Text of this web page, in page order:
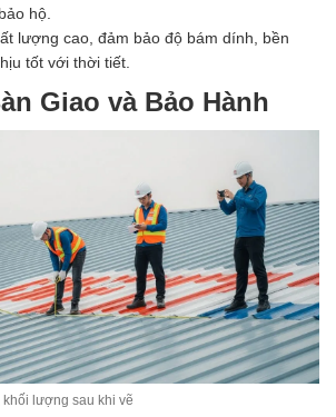
hộ.
lượng cao, đảm bảo độ bám dính, bền
tốt với thời tiết.
Giao và Bảo Hành
lượng sau khi vẽ